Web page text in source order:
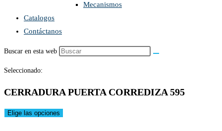
Mecanismos
Catalogos
Contáctanos
Buscar en esta web
Seleccionado:
CERRADURA PUERTA CORREDIZA 595
Elige las opciones